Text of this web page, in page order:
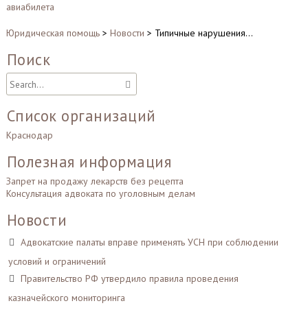
авиабилета
Юридическая помощь> Новости > Типичные нарушения…
Поиск
Список организаций
Краснодар
Полезная информация
Запрет на продажу лекарств без рецепта
Консультация адвоката по уголовным делам
Новости
Адвокатские палаты вправе применять УСН при соблюдении
условий и ограничений
Правительство РФ утвердило правила проведения
казначейского мониторинга